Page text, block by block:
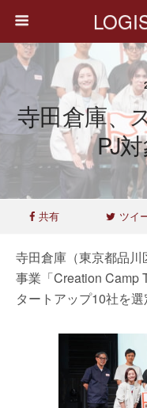
寺田倉庫、
PJ
共有 ツイ
寺田倉庫（東京都品
事業「Creation Camp
タートアップ10社を選